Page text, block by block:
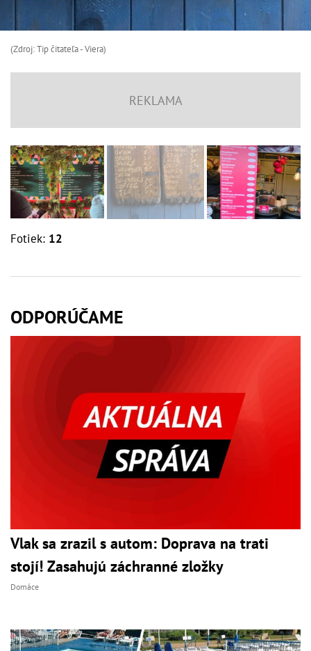
(Zdroj: Tip čitateľa - Viera)
Fotiek: 12
ODPORÚČAME
Vlak sa zrazil s autom: Doprava na trati
stojí! Zasahujú záchranné zložky
Domáce